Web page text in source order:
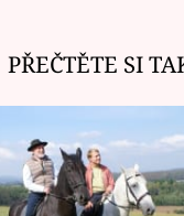
PŘEČTĚTE SI